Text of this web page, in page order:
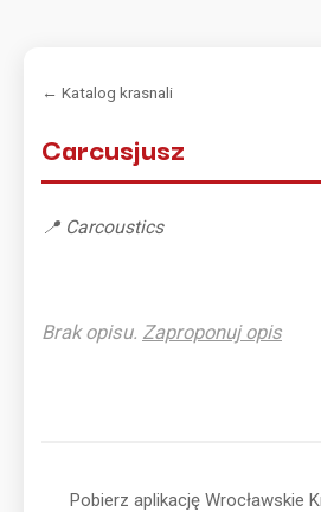
← Katalog krasnali
Carcusjusz
📍 Carcoustics
Brak opisu. Zaproponuj opis
Pobierz aplikację Wrocławskie